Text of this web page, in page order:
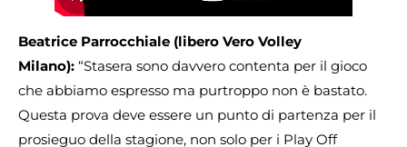
Beatrice Parrocchiale (libero Vero Volley
Milano): “Stasera sono davvero contenta per il gioco
che abbiamo espresso ma purtroppo non è bastato.
Questa prova deve essere un punto di partenza per il
prosieguo della stagione, non solo per i Play Off